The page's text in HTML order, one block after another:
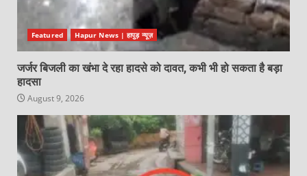
Featured Hapur News | हापुड़ न्यूज़
जर्जर बिजली का खंभा दे रहा हादसे को दावत, कभी भी हो सकता है बड़ा
हादसा
August 9, 2026